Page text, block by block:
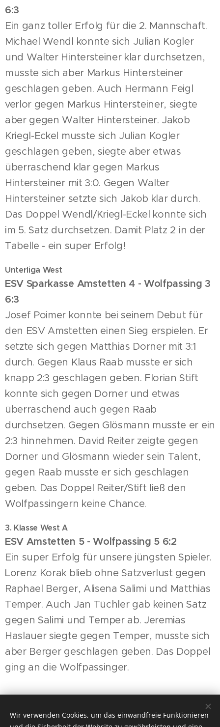
6:3
Ein ganz toller Erfolg für die 2. Mannschaft.
Michael Wendl konnte sich Julian Kogler
und Walter Hintersteiner klar durchsetzen,
musste sich aber Markus Hintersteiner
geschlagen geben. Auch Hermann Feigl
verlor gegen Markus Hintersteiner, siegte
aber gegen Walter Hintersteiner. Jakob
Kriegl-Eckel musste sich Julian Kogler
geschlagen geben, siegte aber etwas
überraschend klar gegen Markus
Hintersteiner mit 3:0. Gegen Walter
Hintersteiner setzte sich Jakob klar durch.
Das Doppel Wendl/Kriegl-Eckel konnte sich
im 5. Satz durchsetzen. Damit Platz 2 in der
Tabelle - ein super Erfolg!
Unterliga West
ESV Sparkasse Amstetten 4 - Wolfpassing 3
6:3
Josef Poimer konnte bei seinem Debut für
den ESV Amstetten einen Sieg erspielen. Er
setzte sich gegen Matthias Dorner mit 3:1
durch. Gegen Klaus Raab musste er sich
knapp 2:3 geschlagen geben. Florian Stift
konnte sich gegen Dorner und etwas
überraschend auch gegen Raab
durchsetzen. Gegen Glösmann musste er ein
2:3 hinnehmen. David Reiter zeigte gegen
Dorner und Glösmann wieder sein Talent,
gegen Raab musste er sich geschlagen
geben. Das Doppel Reiter/Stift ließ den
Wolfpassingern keine Chance.
3. Klasse West A
ESV Amstetten 5 - Wolfpassing 5 6:2
Ein super Erfolg für unsere jüngsten Spieler.
Lorenz Korak blieb ohne Satzverlust gegen
Raphael Berger, Alisena Salimi und Matthias
Temper. Auch Jan Tüchler gab keinen Satz
gegen Salimi und Temper ab. Jeremias
Haslauer siegte gegen Temper, musste sich
aber Berger geschlagen geben. Das Doppel
ging an die Wolfpassinger.
Wir verwenden Cookies, um das einwandfreie Funktionieren